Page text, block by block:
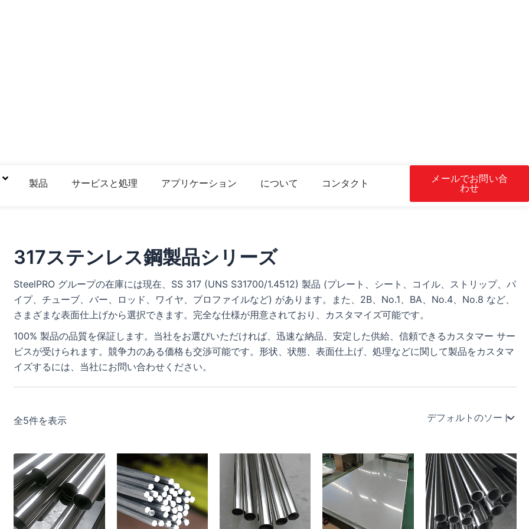
製品 サービスと処理 アプリケーション について コンタクト メールでお問い合
わせ
317ステンレス鋼製品シリーズ
SteelPRO グループの在庫には現在、SS 317 (UNS S31700/1.4512) 製品 (プレート、シート、コイル、ストリップ、パ
イプ、チューブ、バー、ロッド、ワイヤ、プロファイルなど) があります。また、2B、No.1、BA、No.4、No.8 など、
さまざまな表面仕上げから選択できます。完全な仕様が用意されており、カスタマイズ可能です。
100% 製品の品質を保証します。当社をお選びいただければ、迅速な納品、安定した供給、信頼できるカスタマー サー
ビスが受けられます。競争力のある価格も交渉可能です。形状、状態、表面仕上げ、処理などに関して製品をカスタマ
イズするには、当社にお問い合わせください。
全5件を表示